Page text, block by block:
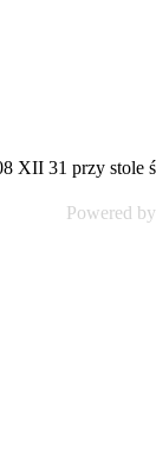
Powered by